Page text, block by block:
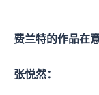
费兰特的作品在
张悦然：